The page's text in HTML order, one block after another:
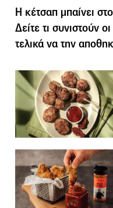
Η κέτσαπ μπαίνει
Δείτε τι συνιστούν
τελικά να την